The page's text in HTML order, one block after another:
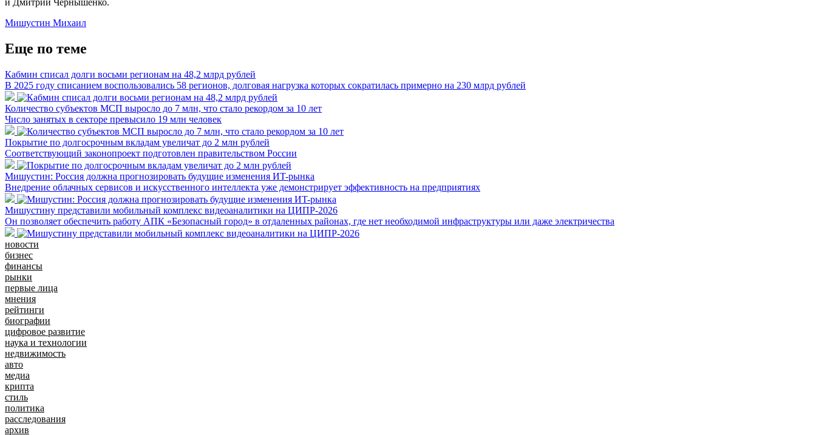
Мишустин Михаил
Еще по теме
Кабмин списал долги восьми регионам на 48,2 млрд рублей
В 2025 году списанием воспользовались 58 регионов, долговая нагрузка которых сократилась примерно на 230 млрд рублей
Количество субъектов МСП выросло до 7 млн, что стало рекордом за 10 лет
Число занятых в секторе превысило 19 млн человек
Покрытие по долгосрочным вкладам увеличат до 2 млн рублей
Соответствующий законопроект подготовлен правительством России
Мишустин: Россия должна прогнозировать будущие изменения ИT-рынка
Внедрение облачных сервисов и искусственного интеллекта уже демонстрирует эффективность на предприятиях
Мишустину представили мобильный комплекс видеоаналитики на ЦИПР-2026
Он позволяет обеспечить работу АПК «Безопасный город» в отдаленных районах, где нет необходимой инфраструктуры или даже электричества
новости
бизнес
финансы
рынки
первые лица
мнения
рейтинги
биографии
цифровое развитие
наука и технологии
недвижимость
авто
медиа
крипта
стиль
политика
расследования
архив